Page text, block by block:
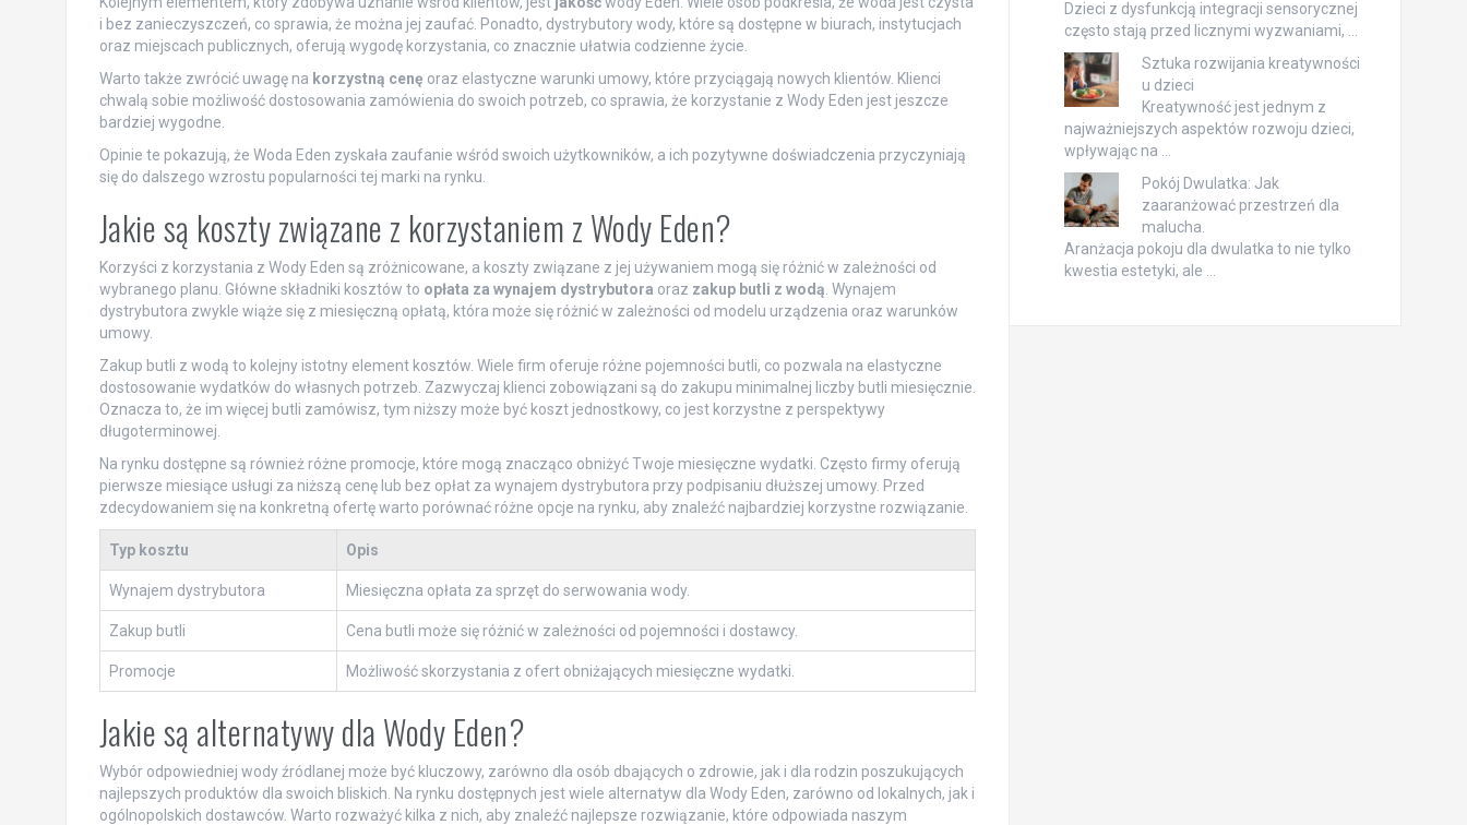
i bez zanieczyszczeń, co sprawia, że można jej zaufać. Ponadto, dystrybutory wody, które są dostępne w biurach, instytucjach
oraz miejscach publicznych, oferują wygodę korzystania, co znacznie ułatwia codzienne życie.
Warto także zwrócić uwagę na korzystną cenę oraz elastyczne warunki umowy, które przyciągają nowych klientów. Klienci
chwalą sobie możliwość dostosowania zamówienia do swoich potrzeb, co sprawia, że korzystanie z Wody Eden jest jeszcze
bardziej wygodne.
Opinie te pokazują, że Woda Eden zyskała zaufanie wśród swoich użytkowników, a ich pozytywne doświadczenia przyczyniają
się do dalszego wzrostu popularności tej marki na rynku.
Jakie są koszty związane z korzystaniem z Wody Eden?
Korzyści z korzystania z Wody Eden są zróżnicowane, a koszty związane z jej używaniem mogą się różnić w zależności od
wybranego planu. Główne składniki kosztów to opłata za wynajem dystrybutora oraz zakup butli z wodą . Wynajem
dystrybutora zwykle wiąże się z miesięczną opłatą, która może się różnić w zależności od modelu urządzenia oraz warunków
umowy.
Zakup butli z wodą to kolejny istotny element kosztów. Wiele firm oferuje różne pojemności butli, co pozwala na elastyczne
dostosowanie wydatków do własnych potrzeb. Zazwyczaj klienci zobowiązani są do zakupu minimalnej liczby butli miesięcznie.
Oznacza to, że im więcej butli zamówisz, tym niższy może być koszt jednostkowy, co jest korzystne z perspektywy
długoterminowej.
Na rynku dostępne są również różne promocje, które mogą znacząco obniżyć Twoje miesięczne wydatki. Często firmy oferują
pierwsze miesiące usługi za niższą cenę lub bez opłat za wynajem dystrybutora przy podpisaniu dłuższej umowy. Przed
zdecydowaniem się na konkretną ofertę warto porównać różne opcje na rynku, aby znaleźć najbardziej korzystne rozwiązanie.
Typ kosztu Opis
Wynajem dystrybutora Miesięczna opłata za sprzęt do serwowania wody.
Zakup butli Cena butli może się różnić w zależności od pojemności i dostawcy.
Promocje Możliwość skorzystania z ofert obniżających miesięczne wydatki.
Jakie są alternatywy dla Wody Eden?
Wybór odpowiedniej wody źródlanej może być kluczowy, zarówno dla osób dbających o zdrowie, jak i dla rodzin poszukujących
najlepszych produktów dla swoich bliskich. Na rynku dostępnych jest wiele alternatyw dla Wody Eden, zarówno od lokalnych, jak i
ogólnopolskich dostawców. Warto rozważyć kilka z nich, aby znaleźć najlepsze rozwiązanie, które odpowiada naszym
Dzieci z dysfunkcją integracji sensorycznej
często stają przed licznymi wyzwaniami, …
Sztuka rozwijania kreatywności
u dzieci
Kreatywność jest jednym z
najważniejszych aspektów rozwoju dzieci,
wpływając na …
Pokój Dwulatka: Jak
zaaranżować przestrzeń dla
malucha.
Aranżacja pokoju dla dwulatka to nie tylko
kwestia estetyki, ale …